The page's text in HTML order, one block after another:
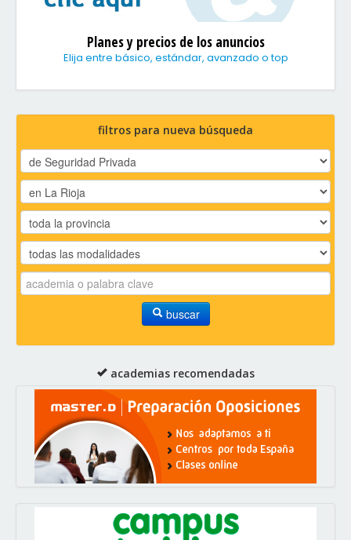
Planes y precios de los anuncios
Elija entre básico, estándar, avanzado o top
filtros para nueva búsqueda
buscar
academias recomendadas